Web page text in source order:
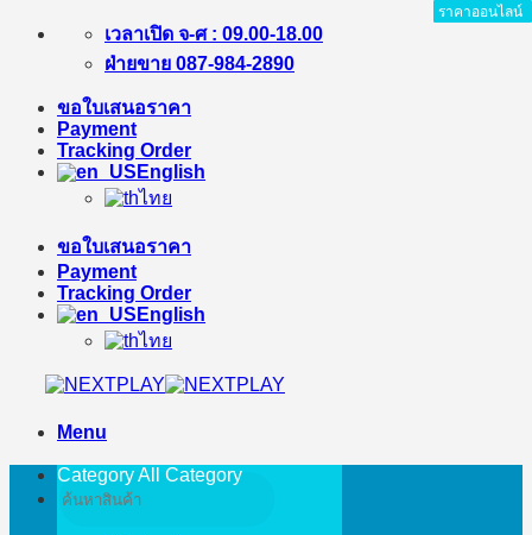
Skip
เวลาเปิด จ-ศ : 09.00-18.00
ฝ่ายขาย 087-984-2890
ขอใบเสนอราคา
Payment
Tracking Order
English
ไทย
ขอใบเสนอราคา
Payment
Tracking Order
English
ไทย
Menu
Search
for:
Category All Category
ราคาออนไลน์
ราคาออนไลน์
ราคาออนไลน์
ราคาออนไลน์
ราคาออนไลน์
ราคาออนไลน์
ราคาออนไลน์
ราคาออนไลน์
ราคาออนไลน์
ราคาออนไลน์
ราคาออนไลน์
ราคาออนไลน์
ราคาออนไลน์